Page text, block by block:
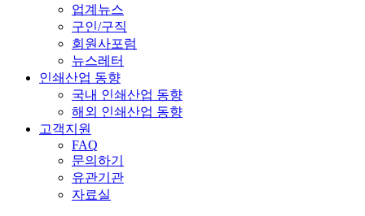
업계뉴스
구인/구직
회원사포럼
뉴스레터
인쇄산업 동향
국내 인쇄산업 동향
해외 인쇄산업 동향
고객지원
FAQ
문의하기
유관기관
자료실